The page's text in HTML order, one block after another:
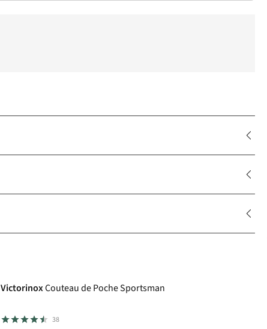
VictorinoxCouteau de Poche Sportsman
38